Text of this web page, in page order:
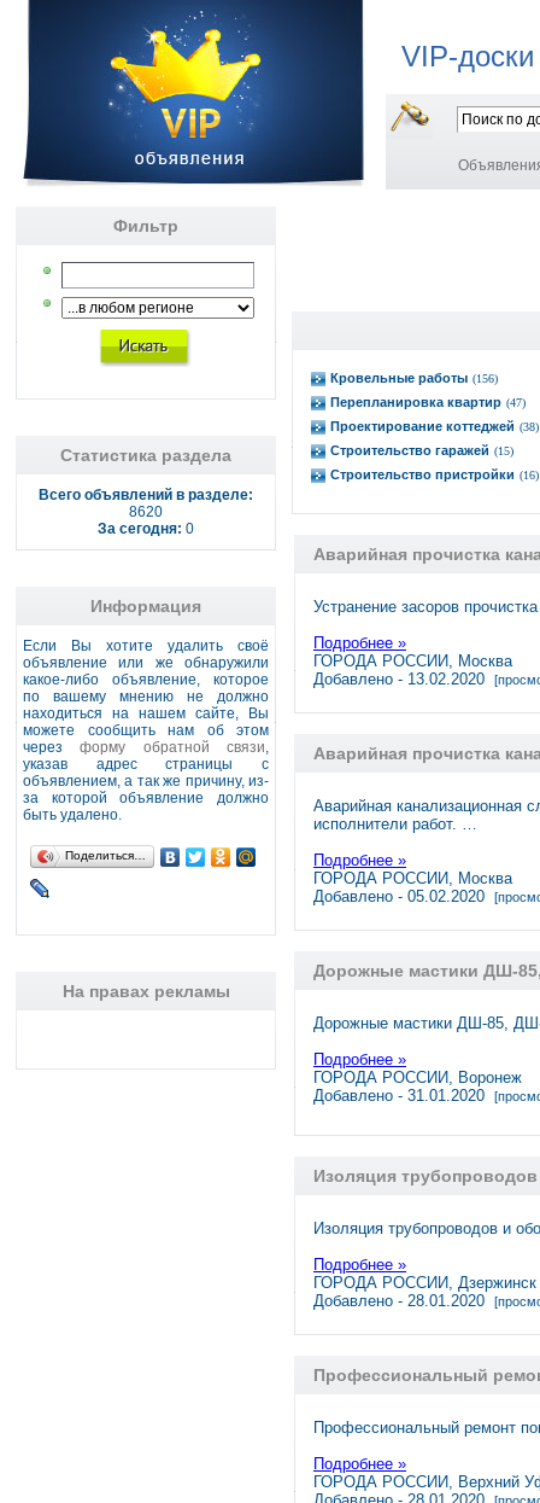
VIP-
Фильтр
Статистика раздела
Всего объявлений в разделе:
8620
За сегодня: 0
Информация
Если Вы хотите удалить своё
объявление или же обнаружили
какое-либо объявление, которое
по вашему мнению не должно
находиться на нашем сайте, Вы
можете сообщить нам об этом
черезформу обратной связи,
указав адрес страницы с
объявлением, а так же причину, из-
за которой объявление должно
быть удалено.
Поделиться…
На правах рекламы
Кровельные работы (156)
Перепланировка квартир (47)
Проектирование коттеджей (38)
Строительство гаражей (15)
Строительство пристройки (16)
Аварийная прочистка
Устранение засоров
Подробнее »
ГОРОДА РОССИИ, Москва
Добавлено - 13.02.2020
Аварийная прочистка
Аварийная канализационная
исполнители работ. …
Подробнее »
ГОРОДА РОССИИ, Москва
Добавлено - 05.02.2020
Дорожные мастики ДШ-
Дорожные мастики ДШ-85,
Подробнее »
ГОРОДА РОССИИ, Воронеж
Добавлено - 31.01.2020
Изоляция
Изоляция трубопроводов и
Подробнее »
ГОРОДА РОССИИ, Дзержинск
Добавлено - 28.01.2020
Профессиональный
Профессиональный ремонт
Подробнее »
ГОРОДА РОССИИ, Верхний